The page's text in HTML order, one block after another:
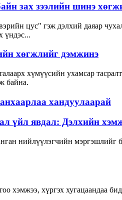
зах зээлийн шинэ
цус" гэж дэлхий даяар
үндэс...
хөгжлийг дэмжинэ
хүмүүсийн ухамсар
байна.
хандуулаарай
үйл явдал: Дэлхийн
нийлүүлэгчийн
хэмжээ, хүргэх хугацаандаа